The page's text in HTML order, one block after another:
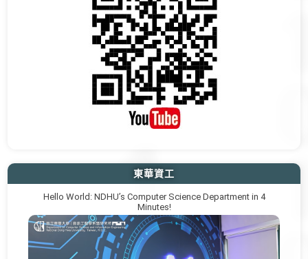
東華資工
Hello World: NDHU’s Computer Science Department in 4
Minutes!